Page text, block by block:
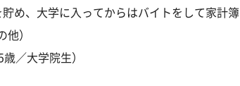
め、大学に入ってからはバイトをして家計簿
他）
／大学院生）